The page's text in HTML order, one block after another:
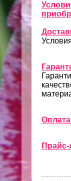
Оплата
Прайс-